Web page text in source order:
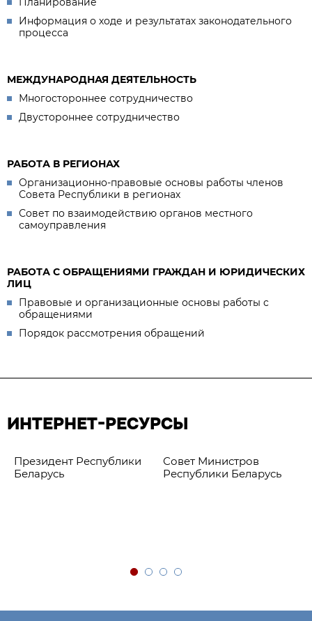
Информация о ходе и результатах законодательного
процесса
МЕЖДУНАРОДНАЯ ДЕЯТЕЛЬНОСТЬ
Многостороннее сотрудничество
Двустороннее сотрудничество
РАБОТА В РЕГИОНАХ
Организационно-правовые основы работы членов
Совета Республики в регионах
Совет по взаимодействию органов местного
самоуправления
РАБОТА С ОБРАЩЕНИЯМИ ГРАЖДАН И ЮРИДИЧЕСКИХ
ЛИЦ
Правовые и организационные основы работы с
обращениями
Порядок рассмотрения обращений
ИНТЕРНЕТ-РЕСУРСЫ
Президент Республики
Беларусь
Совет Министров
Республики Беларусь